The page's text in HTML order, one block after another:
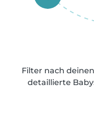
Filter nach
detaillierte